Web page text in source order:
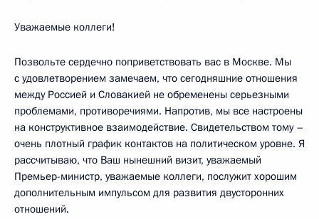
Уважаемые коллеги!
Позвольте сердечно поприветствовать вас в Москве. Мы
с удовлетворением замечаем, что сегодняшние отношения
между Россией и Словакией не обременены серьезными
проблемами, противоречиями. Напротив, мы все настроены
на конструктивное взаимодействие. Свидетельством тому –
очень плотный график контактов на политическом уровне. Я
рассчитываю, что Ваш нынешний визит, уважаемый
Премьер-министр, уважаемые коллеги, послужит хорошим
дополнительным импульсом для развития двусторонних
отношений.